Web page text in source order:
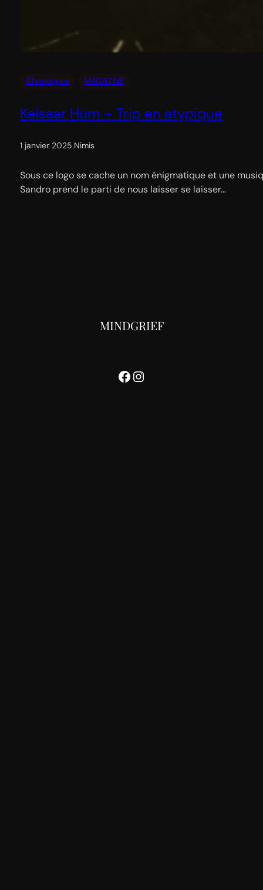
Chroniques MAGAZINE
Kelsaar Hüm – Trip en atypique
1 janvier 2025.Nimis
Sous ce logo se cache un nom énigmatique et une
Sandro prend le parti de nous laisser se laisser…
MINDGRIEF
Facebook
Instagram